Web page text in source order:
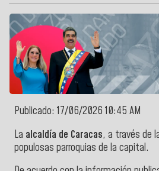
Publicado: 17/06/2026 10:45 AM
La alcaldía de Caracas, a través de
populosas parroquias de la capital.